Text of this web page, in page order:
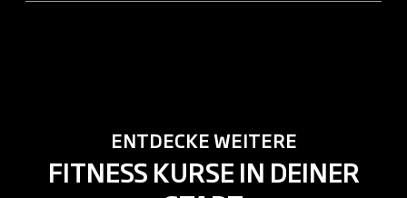
ENTDECKE WEITERE
FITNESS KURSE IN DEINER